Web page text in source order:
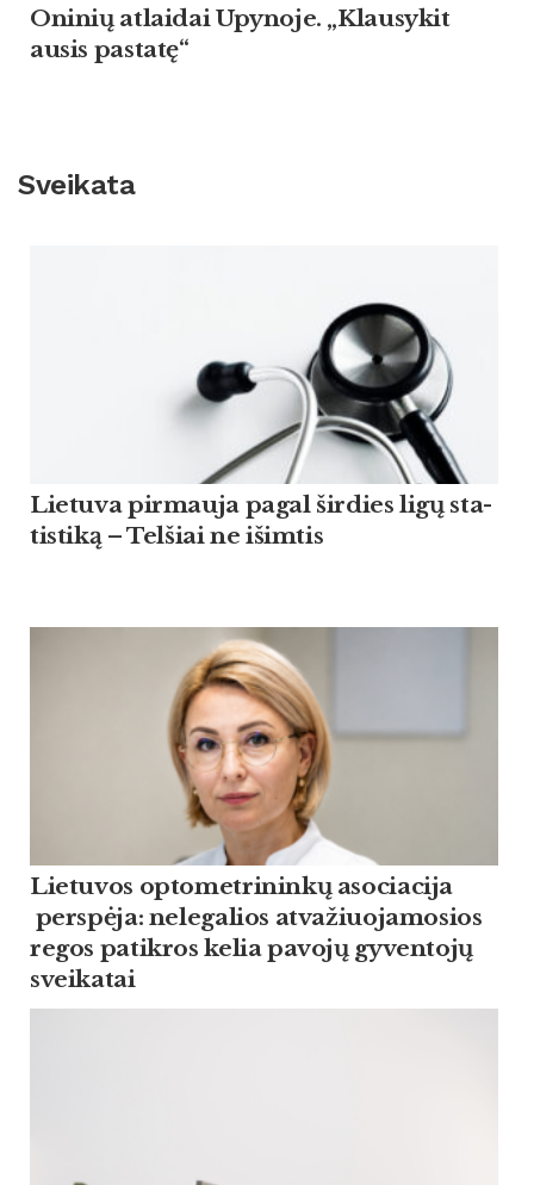
Oninių atlaidai Upynoje. „Klausykit
ausis pastatę“
Sveikata
Lie­tu­va pir­mau­ja pagal šir­dies ligų sta­
tis­ti­ką – Tel­šiai ne išim­tis
Lietuvos optometrininkų asociacija
perspėja: nelegalios atvažiuojamosios
regos patikros kelia pavojų gyventojų
sveikatai